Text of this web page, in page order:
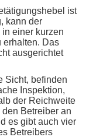
ist
kann der
einer kurzen
erhalten. Das
ausgerichtet
Sicht, befinden
Inspektion,
der Reichweite
Betreiber an
es gibt auch vier
Betreibers